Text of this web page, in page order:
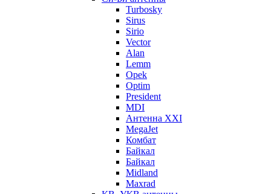
Turbosky
Sirus
Sirio
Vector
Alan
Lemm
Opek
Optim
President
MDI
Антенна XXI
MegaJet
Комбат
Байкал
Байкал
Midland
Maxrad